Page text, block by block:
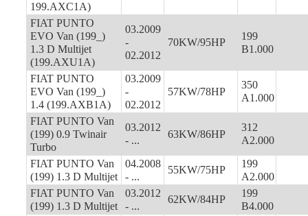
199.AXC1A)
FIAT PUNTO
EVO Van (199_)
1.3 D Multijet
(199.AXU1A)
03.2009
-
02.2012
70KW/95HP
199
B1.000
FIAT PUNTO
EVO Van (199_)
1.4 (199.AXB1A)
03.2009
-
02.2012
57KW/78HP
350
A1.000
FIAT PUNTO Van
(199) 0.9 Twinair
Turbo
03.2012
- ...
63KW/86HP
312
A2.000
FIAT PUNTO Van
(199) 1.3 D Multijet
04.2008
- ...
55KW/75HP
199
A2.000
FIAT PUNTO Van
(199) 1.3 D Multijet
03.2012
- ...
62KW/84HP
199
B4.000